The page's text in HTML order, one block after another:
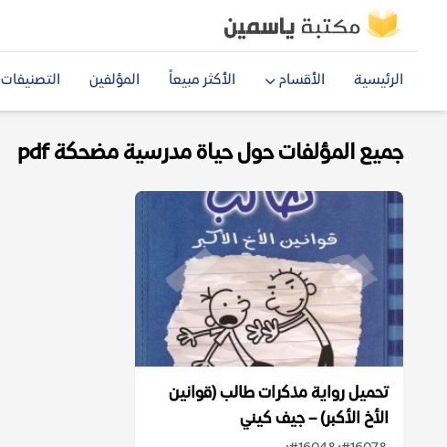
الرئيسية الأقسام الأكثر مبيعاً المؤلفين التصنيفات
جميع المؤلفات حول حياة مدرسية مضحكة pdf
تحميل رواية مذكرات طالب (قوانين
الأخ الأكبر) – جيف كيني